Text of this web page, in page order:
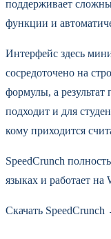
поддерживает
функции и
Интерфейс здесь
сосредоточено на
формулы, а
подходит и для
кому приходится
SpeedCrunch
языках и работает
Скачать SpeedCrunch